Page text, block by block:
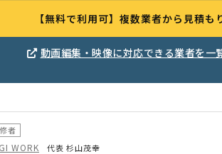
【無料で利用可】複数業者から見積も
動画編集・映像に対応できる業者を一
者
WORK 代表 杉山茂幸